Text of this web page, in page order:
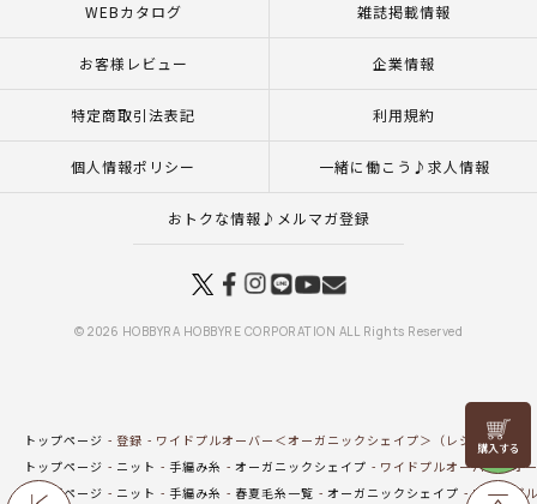
リリヤン
フェア
WEBカタログ 雑誌掲載情報
お客様レビュー 企業情報
特定商取引法表記 利用規約
個人情報ポリシー 一緒に働こう♪求人情報
おトクな情報♪メルマガ登録
© 2026 HOBBYRA HOBBYRE CORPORATION ALL Rights Reserved
トップページ 登録
ワイドプルオーバー＜オーガニックシェイプ＞（レシピ）
トップページ
ニット 手編み糸 オーガニックシェイプ
ワイドプルオーバー＜オ
トップページ
ニット 手編み糸 春夏毛糸一覧 オーガニックシェイプ ワイドプ